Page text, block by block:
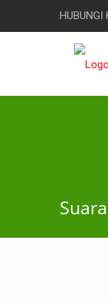
HUBUNGI